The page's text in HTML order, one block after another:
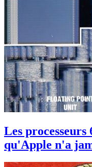
Les processeurs
qu'Apple n'a